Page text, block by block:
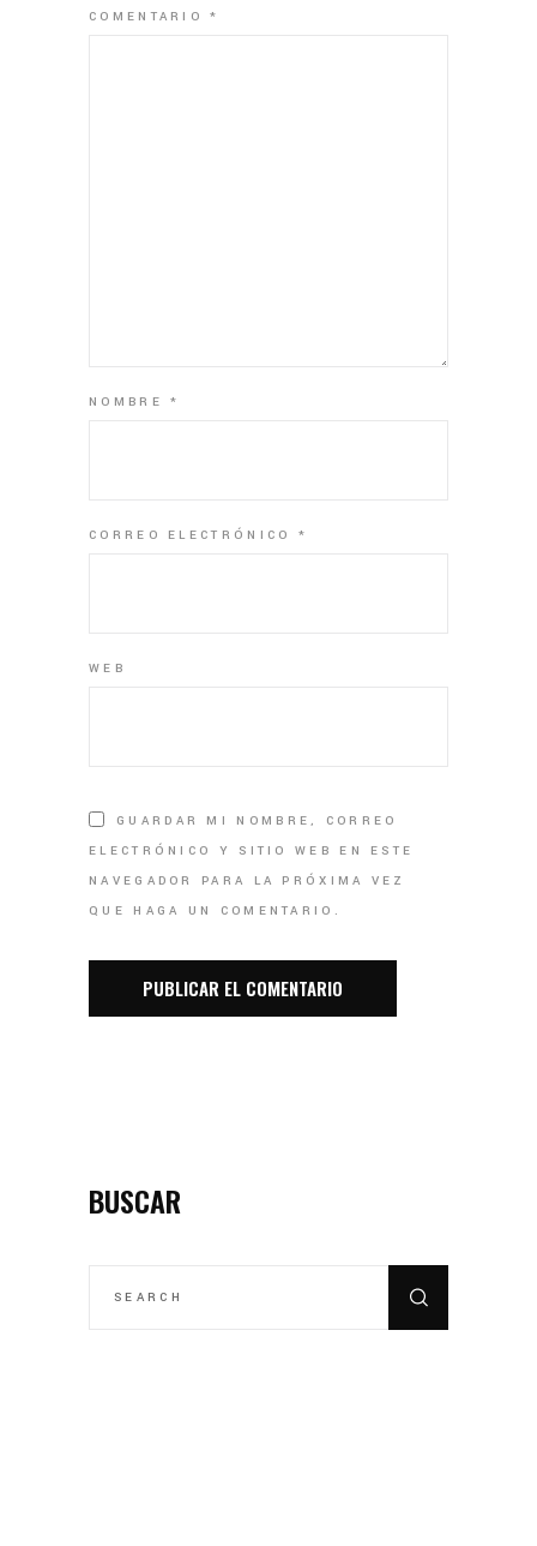
COMENTARIO*
NOMBRE*
CORREO ELECTRÓNICO *
WEB
GUARDAR MI NOMBRE, CORREO
ELECTRÓNICO Y SITIO WEB EN ESTE
NAVEGADOR PARA LA PRÓXIMA VEZ
QUE HAGA UN COMENTARIO.
BUSCAR